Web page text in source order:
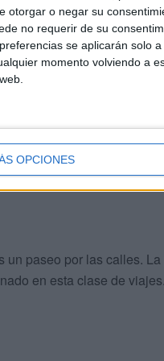
otorgar o negar su
no requerir de su
se aplicarán solo
momento volviendo a
OPCIONES
anteriores por
de que “la compañía
“de compartir sus
hacer que el nombre de
paseo por las calles.
en esta clase de